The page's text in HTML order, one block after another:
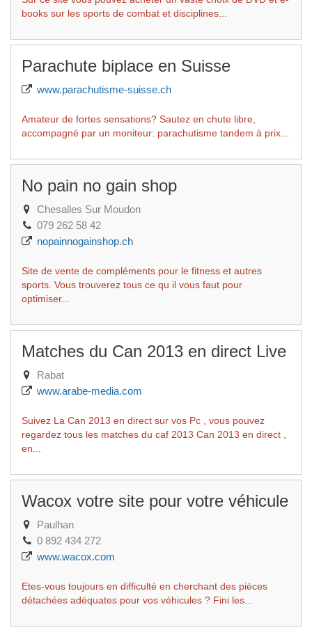
books sur les sports de combat et disciplines...
Parachute biplace en Suisse
www.parachutisme-suisse.ch
Amateur de fortes sensations? Sautez en chute libre,
accompagné par un moniteur: parachutisme tandem à prix...
No pain no gain shop
Chesalles Sur Moudon
079 262 58 42
nopainnogainshop.ch
Site de vente de compléments pour le fitness et autres
sports. Vous trouverez tous ce qu il vous faut pour
optimiser...
Matches du Can 2013 en direct Live
Rabat
www.arabe-media.com
Suivez La Can 2013 en direct sur vos Pc , vous pouvez
regardez tous les matches du caf 2013 Can 2013 en direct ,
en...
Wacox votre site pour votre véhicule
Paulhan
0 892 434 272
www.wacox.com
Etes-vous toujours en difficulté en cherchant des pièces
détachées adéquates pour vos véhicules ? Fini les...